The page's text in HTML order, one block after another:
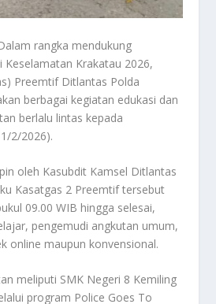
rangka mendukung
Keselamatan Krakatau 2026,
Preemtif Ditlantas Polda
berbagai kegiatan edukasi dan
berlalu lintas kepada
2/2026).
oleh Kasubdit Kamsel Ditlantas
Kasatgas 2 Preemtif tersebut
09.00 WIB hingga selesai,
pengemudi angkutan umum,
online maupun konvensional.
meliputi SMK Negeri 8 Kemiling
program Police Goes To